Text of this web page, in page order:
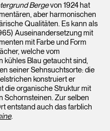
Bergevon 1924 hat
aber harmonischen
Qualitäten. Es kann als
Auseinandersetzung mit
mit Farbe und Form
welche vom
kühles Blau getaucht sind,
seiner Sehnsuchtsorte: die
konstruiert er
die organische Struktur mit
Schornsteinen. Zur selben
entstand auch das farblich
.